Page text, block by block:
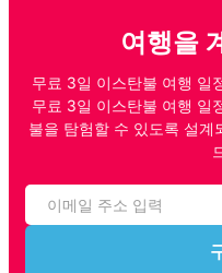
여행을
무료 3일 이스탄불 여행 일
무료 3일 이스탄불 여행 일
불을 탐험할 수 있도록 설